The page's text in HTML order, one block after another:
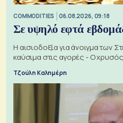
COMMODITIES 06.08.2026, 09:18
Σε υψηλό εφτά
Η αισιοδοξία για άνοιγμα των
καύσιμα στις αγορές - Ο χρυσός
Τζούλη Καλημέρη